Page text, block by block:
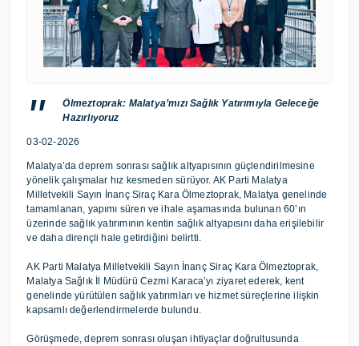
Ölmeztoprak: Malatya’mızı Sağlık Yatırımıyla Geleceğe
Hazırlıyoruz
03-02-2026
Malatya’da deprem sonrası sağlık altyapısının güçlendirilmesine
yönelik çalışmalar hız kesmeden sürüyor. AK Parti Malatya
Milletvekili Sayın İnanç Siraç Kara Ölmeztoprak, Malatya genelinde
tamamlanan, yapımı süren ve ihale aşamasında bulunan 60’ın
üzerinde sağlık yatırımının kentin sağlık altyapısını daha erişilebilir
ve daha dirençli hale getirdiğini belirtti.
AK Parti Malatya Milletvekili Sayın İnanç Siraç Kara Ölmeztoprak,
Malatya Sağlık İl Müdürü Cezmi Karaca’yı ziyaret ederek, kent
genelinde yürütülen sağlık yatırımları ve hizmet süreçlerine ilişkin
kapsamlı değerlendirmelerde bulundu.
Görüşmede, deprem sonrası oluşan ihtiyaçlar doğrultusunda